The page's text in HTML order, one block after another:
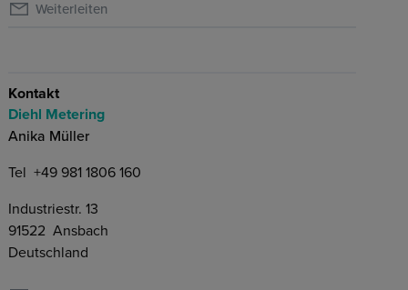
Weiterleiten
Kontakt
Diehl Metering
Anika Müller
Tel +49 981 1806 160
Industriestr. 13
91522 Ansbach
Deutschland